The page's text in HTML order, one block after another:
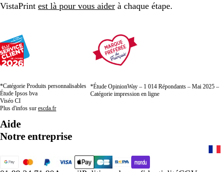
VistaPrint est là pour vous aider à chaque étape.
*Catégorie Produits personnalisables
Étude Ipsos bva
Viséo CI
Plus d'infos sur escda.fr
*Étude OpinionWay – 1 014 Répondants – Mai 2025 –
Catégorie impression en ligne
Aide
Notre entreprise